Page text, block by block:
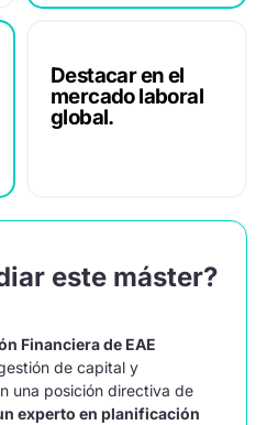
Destacar en el
mercado laboral
global.
este máster?
Financiera de EAE
de capital y
una posición directiva de
experto en planificación